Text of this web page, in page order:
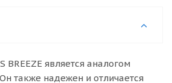
является аналогом
также надежен и отличается